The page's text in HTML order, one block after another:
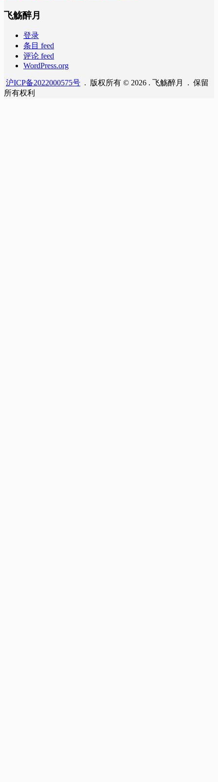
飞觞醉月
登录
条目 feed
评论 feed
WordPress.org
沪ICP备2022000575号 . 版权所有 © 2026 . 飞觞醉月 . 保留
所有权利